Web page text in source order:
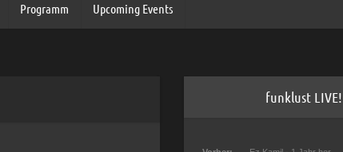
Programm Upcoming Events
funklust LIVE!